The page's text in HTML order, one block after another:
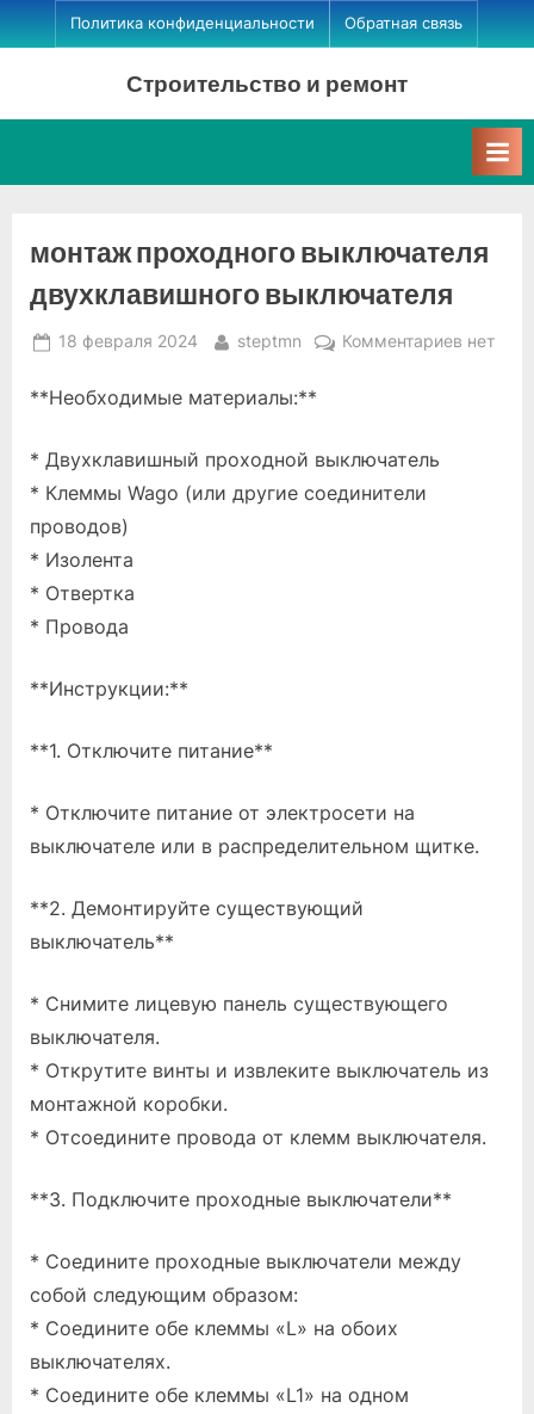
Skip
to
Политика конфиденциальности Обратная связь
Строительство и ремонт
монтаж проходного выключателя
двухклавишного выключателя
Posted
18 февраля 2024 By
steptmn Комментариевкнет
**Необходимые материалы:**
* Двухклавишный проходной выключатель
* Клеммы Wago (или другие соединители
проводов)
* Изолента
* Отвертка
* Провода
**Инструкции:**
**1. Отключите питание**
* Отключите питание от электросети на
выключателе или в распределительном щитке.
**2. Демонтируйте существующий
выключатель**
* Снимите лицевую панель существующего
выключателя.
* Открутите винты и извлеките выключатель из
монтажной коробки.
* Отсоедините провода от клемм выключателя.
**3. Подключите проходные выключатели**
* Соедините проходные выключатели между
собой следующим образом:
* Соедините обе клеммы «L» на обоих
выключателях.
* Соедините обе клеммы «L1» на одном